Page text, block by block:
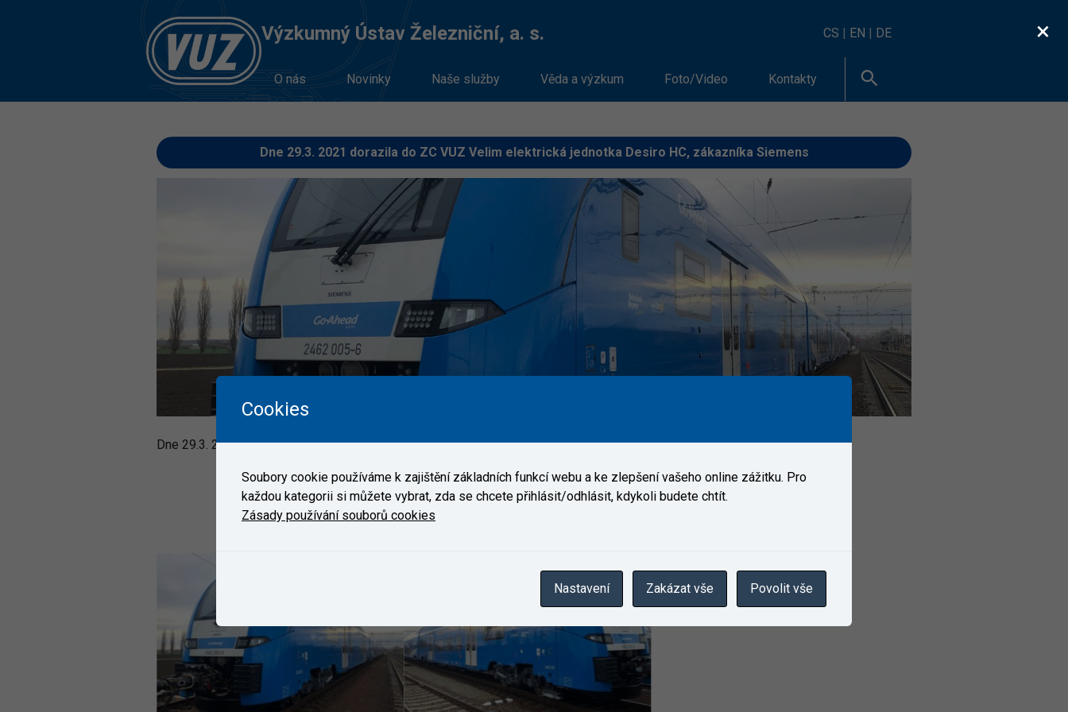
Výzkumný Ústav Železniční, a. s. CS | EN | DE
O nás Novinky Naše služby Věda a výzkum Foto/Video Kontakty
Dne 29.3. 2021 dorazila do ZC VUZ Velim elektrická jednotka Desiro HC, zákazníka Siemens
Dne 29.3. 2021 dorazila do ZC VUZ Velim elektrická jednotka Desiro HC, zákazníka Siemens.
Galerie
×
Cookies
Soubory cookie používáme k zajištění základních funkcí webu a ke zlepšení vašeho online zážitku. Pro
každou kategorii si můžete vybrat, zda se chcete přihlásit/odhlásit, kdykoli budete chtít.
Zásady používání souborů cookies
Nastavení Zakázat vše Povolit vše